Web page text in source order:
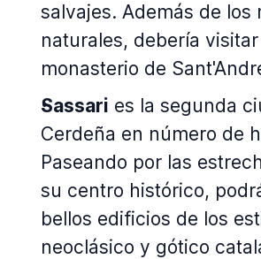
salvajes. Además de los
naturales, debería
monasterio de
Sassari es la segunda
Cerdeña en número de
Paseando por las
su centro histórico,
bellos edificios de los
neoclásico y gótico